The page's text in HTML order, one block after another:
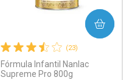
(23)
Fórmula Infantil Nanlac
Supreme Pro 800g
COMPRAR